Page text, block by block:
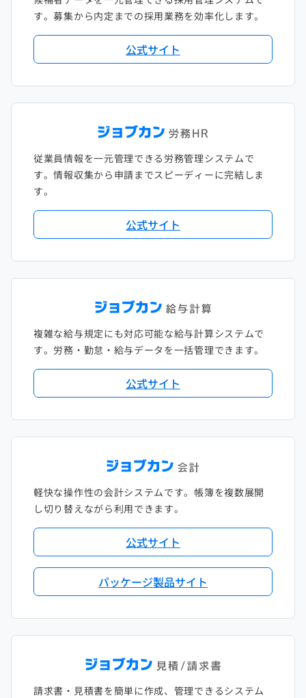
す。募集から内定までの採用業務を効率化します。
公式サイト
従業員情報を一元管理できる労務管理システムで
す。情報収集から申請までスピーディーに完結しま
す。
公式サイト
複雑な給与規定にも対応可能な給与計算システムで
す。労務・勤怠・給与データを一括管理できます。
公式サイト
軽快な操作性の会計システムです。帳簿を複数展開
し切り替えながら利用できます。
公式サイト
パッケージ製品サイト
請求書・見積書を簡単に作成、管理できるシステム